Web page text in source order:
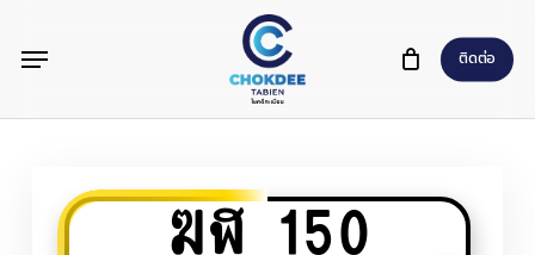
content
ติดต่อ
Menu
ฆฬ 150